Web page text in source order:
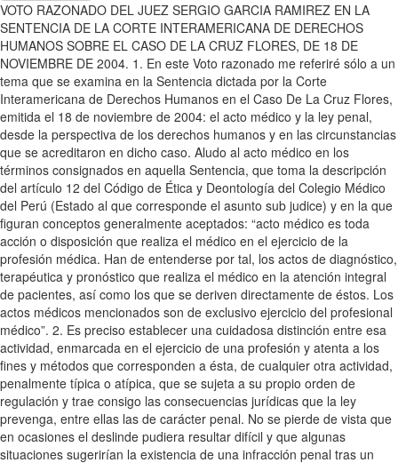
VOTO RAZONADO DEL JUEZ SERGIO GARCIA RAMIREZ EN LA
SENTENCIA DE LA CORTE INTERAMERICANA DE DERECHOS
HUMANOS SOBRE EL CASO DE LA CRUZ FLORES, DE 18 DE
NOVIEMBRE DE 2004. 1. En este Voto razonado me referiré sólo a un
tema que se examina en la Sentencia dictada por la Corte
Interamericana de Derechos Humanos en el Caso De La Cruz Flores,
emitida el 18 de noviembre de 2004: el acto médico y la ley penal,
desde la perspectiva de los derechos humanos y en las circunstancias
que se acreditaron en dicho caso. Aludo al acto médico en los
términos consignados en aquella Sentencia, que toma la descripción
del artículo 12 del Código de Ética y Deontología del Colegio Médico
del Perú (Estado al que corresponde el asunto sub judice) y en la que
figuran conceptos generalmente aceptados: “acto médico es toda
acción o disposición que realiza el médico en el ejercicio de la
profesión médica. Han de entenderse por tal, los actos de diagnóstico,
terapéutica y pronóstico que realiza el médico en la atención integral
de pacientes, así como los que se deriven directamente de éstos. Los
actos médicos mencionados son de exclusivo ejercicio del profesional
médico”. 2. Es preciso establecer una cuidadosa distinción entre esa
actividad, enmarcada en el ejercicio de una profesión y atenta a los
fines y métodos que corresponden a ésta, de cualquier otra actividad,
penalmente típica o atípica, que se sujeta a su propio orden de
regulación y trae consigo las consecuencias jurídicas que la ley
prevenga, entre ellas las de carácter penal. No se pierde de vista que
en ocasiones el deslinde pudiera resultar difícil y que algunas
situaciones sugerirían la existencia de una infracción penal tras un